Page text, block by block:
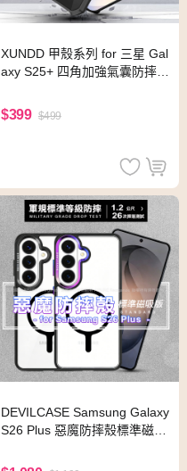
XUNDD 甲殼系列 for 三星 Gal
axy S25+ 四角加強氣囊防摔保
$399 $499
DEVILCASE Samsung Galaxy
S26 Plus 惡魔防摔殼標準磁吸